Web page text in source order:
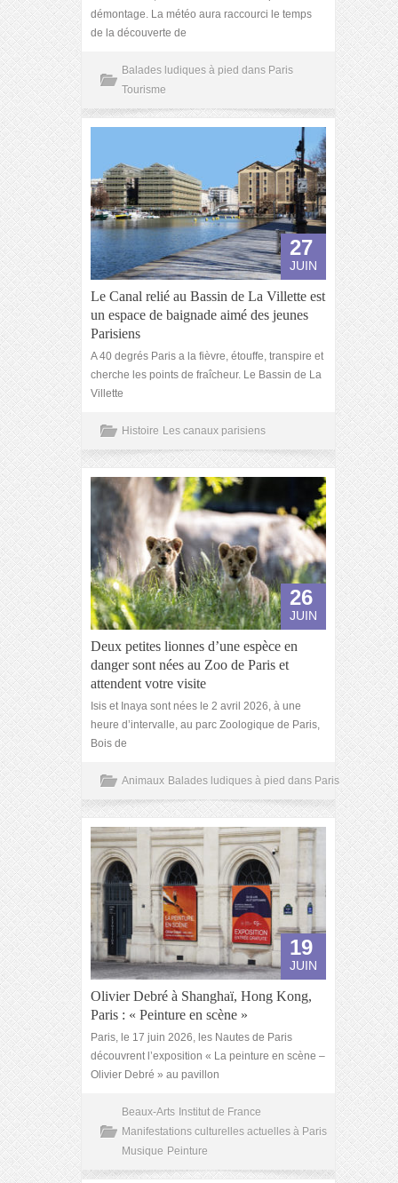
démontage. La météo aura raccourci le temps
de la découverte de
Balades ludiques à pied dans Paris
Tourisme
27
JUIN
Le Canal relié au Bassin de La Villette est
un espace de baignade aimé des jeunes
Parisiens
A 40 degrés Paris a la fièvre, étouffe, transpire et
cherche les points de fraîcheur. Le Bassin de La
Villette
Histoire Les canaux parisiens
26
JUIN
Deux petites lionnes d’une espèce en
danger sont nées au Zoo de Paris et
attendent votre visite
Isis et Inaya sont nées le 2 avril 2026, à une
heure d’intervalle, au parc Zoologique de Paris,
Bois de
Animaux Balades ludiques à pied dans Paris
19
JUIN
Olivier Debré à Shanghaï, Hong Kong,
Paris : « Peinture en scène »
Paris, le 17 juin 2026, les Nautes de Paris
découvrent l’exposition « La peinture en scène –
Olivier Debré » au pavillon
Beaux-Arts Institut de France
Manifestations culturelles actuelles à Paris
Musique Peinture